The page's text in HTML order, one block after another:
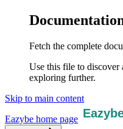
Fetch the complete
Use this file to discover
exploring further.
Skip to main content
Eazybe home page